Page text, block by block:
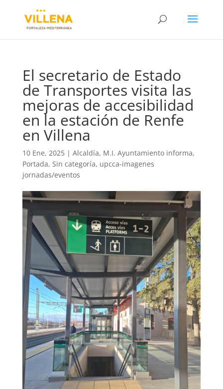
El secretario de Estado
de Transportes visita las
mejoras de accesibilidad
en la estación de Renfe
en Villena
10 Ene, 2025| Alcaldía, M.I. Ayuntamiento informa,
Portada, Sin categoría, upcca-imagenes
jornadas/eventos